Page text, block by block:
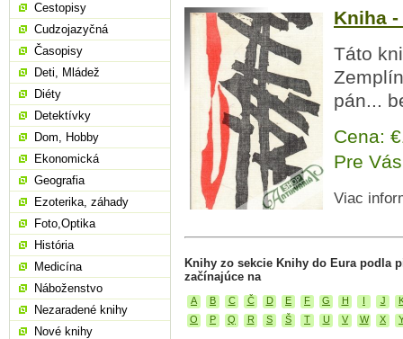
Kniha
Táto
pán...
Cena:
Pre
Viac
Knihy zo sekcie Knihy do Eura podla
začínajúce na
A B C Č D E F G H J
O
P Q R S Š T U V W X
Cestopisy
Cudzojazyčná
Časopisy
Deti, Mládež
Diéty
Detektívky
Dom, Hobby
Ekonomická
Geografia
Ezoterika, záhady
Foto,Optika
História
Medicína
Náboženstvo
Nezaradené knihy
Nové knihy